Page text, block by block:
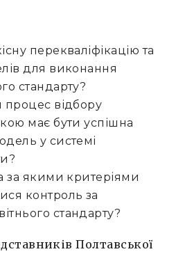
перекваліфікацію та
для виконання
стандарту?
процес відбору
має бути успішна
у системі
за якими критеріями
контроль за
стандарту?
Полтавської